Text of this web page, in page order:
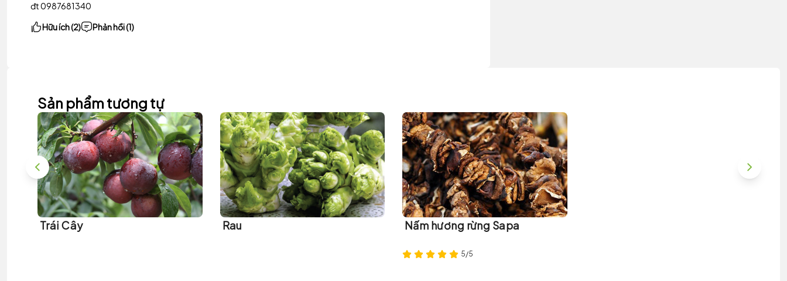
đt 0987681340
Hữu ích (2)
Phản hồi (1)
Sản phẩm tương tự
Trái Cây Rau Nấm hương rừng Sapa
5/5